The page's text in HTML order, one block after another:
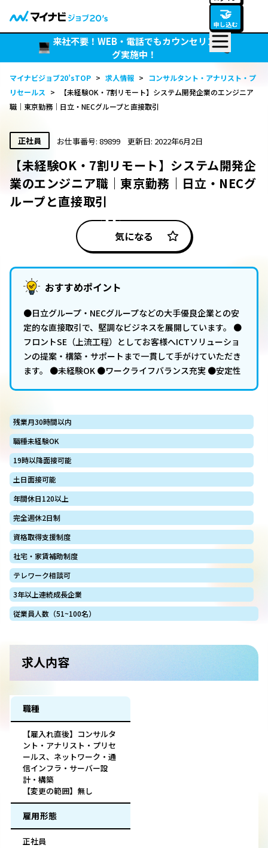
🤝
申し込む
来社不要！WEB・電話でもカウンセリン
グ実施中！
マイナビジョブ20’sTOP > 求人情報 >
コンサルタント・アナリスト・プ
リセールス >
【未経験OK・7割リモート】システム開発企業のエンジニア
職｜東京勤務｜日立・NECグループと直接取引
正社員 お仕事番号: 89899 更新日: 2022年6月2日
【未経験OK・7割リモート】システム開発企
業のエンジニア職｜東京勤務｜日立・NECグ
ループと直接取引
気になる
おすすめポイント
●日立グループ・NECグループなどの大手優良企業との安
定的な直接取引で、堅調なビジネスを展開しています。 ●
フロントSE（上流工程）としてお客様へICTソリューショ
ンの提案・構築・サポートまで一貫して手がけていただき
ます。 ●未経験OK ●ワークライフバランス充実 ●安定性
残業月30時間以内
職種未経験OK
19時以降面接可能
土日面接可能
年間休日120以上
完全週休2日制
資格取得支援制度
社宅・家賃補助制度
テレワーク相談可
3年以上連続成長企業
従業員人数（51~100名）
求人内容
職種
【雇入れ直後】コンサルタ
ント・アナリスト・プリセ
ールス、ネットワーク・通
信インフラ・サーバー設
計・構築
【変更の範囲】無し
雇用形態
正社員